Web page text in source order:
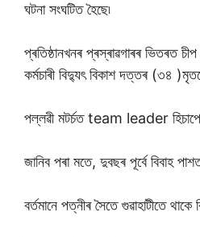
ঘটনা সংঘটিত হৈছে৷
প্ৰতিষ্ঠানখনৰ প্ৰস্ৰাৱগাৰৰ ভিতৰত
কৰ্মচাৰী বিদ্যুৎ বিকাশ দত্তৰ (৩৪
পল্লৱী মটৰ্চত team leader
জানিব পৰা মতে, দুবছৰ পূৰ্বে বিবাহ
বৰ্তমানে পত্নীৰ সৈতে গুৱাহাটীতে